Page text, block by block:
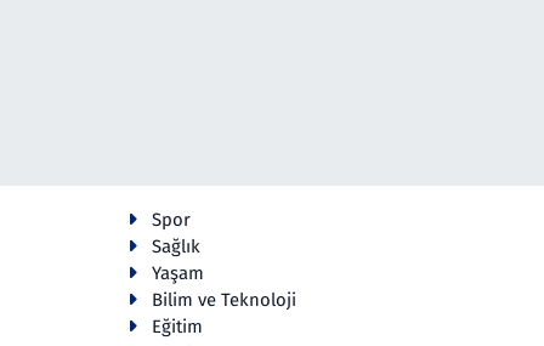
Spor
Sağlık
Yaşam
Bilim ve Teknoloji
Eğitim